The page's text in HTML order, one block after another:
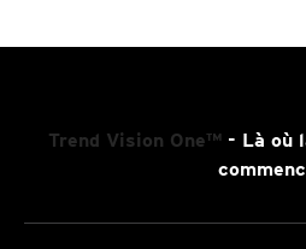
Trend Vision One™- Là où